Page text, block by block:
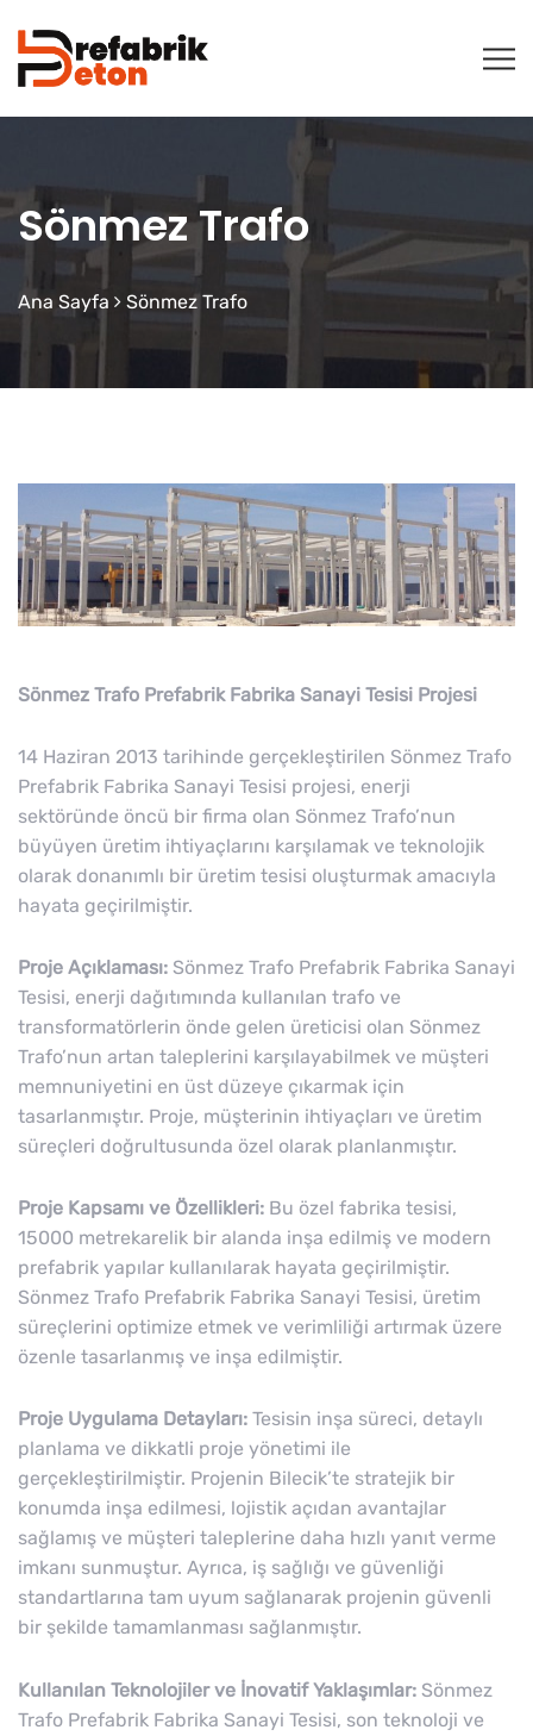
Sönmez Trafo
Ana Sayfa Sönmez Trafo
Sönmez Trafo Prefabrik Fabrika Sanayi Tesisi Projesi
14 Haziran 2013 tarihinde gerçekleştirilen Sönmez Trafo
Prefabrik Fabrika Sanayi Tesisi projesi, enerji
sektöründe öncü bir firma olan Sönmez Trafo’nun
büyüyen üretim ihtiyaçlarını karşılamak ve teknolojik
olarak donanımlı bir üretim tesisi oluşturmak amacıyla
hayata geçirilmiştir.
Proje Açıklaması: Sönmez Trafo Prefabrik Fabrika Sanayi
Tesisi, enerji dağıtımında kullanılan trafo ve
transformatörlerin önde gelen üreticisi olan Sönmez
Trafo’nun artan taleplerini karşılayabilmek ve müşteri
memnuniyetini en üst düzeye çıkarmak için
tasarlanmıştır. Proje, müşterinin ihtiyaçları ve üretim
süreçleri doğrultusunda özel olarak planlanmıştır.
Proje Kapsamı ve Özellikleri: Bu özel fabrika tesisi,
15000 metrekarelik bir alanda inşa edilmiş ve modern
prefabrik yapılar kullanılarak hayata geçirilmiştir.
Sönmez Trafo Prefabrik Fabrika Sanayi Tesisi, üretim
süreçlerini optimize etmek ve verimliliği artırmak üzere
özenle tasarlanmış ve inşa edilmiştir.
Proje Uygulama Detayları: Tesisin inşa süreci, detaylı
planlama ve dikkatli proje yönetimi ile
gerçekleştirilmiştir. Projenin Bilecik’te stratejik bir
konumda inşa edilmesi, lojistik açıdan avantajlar
sağlamış ve müşteri taleplerine daha hızlı yanıt verme
imkanı sunmuştur. Ayrıca, iş sağlığı ve güvenliği
standartlarına tam uyum sağlanarak projenin güvenli
bir şekilde tamamlanması sağlanmıştır.
Kullanılan Teknolojiler ve İnovatif Yaklaşımlar: Sönmez
Trafo Prefabrik Fabrika Sanayi Tesisi, son teknoloji ve